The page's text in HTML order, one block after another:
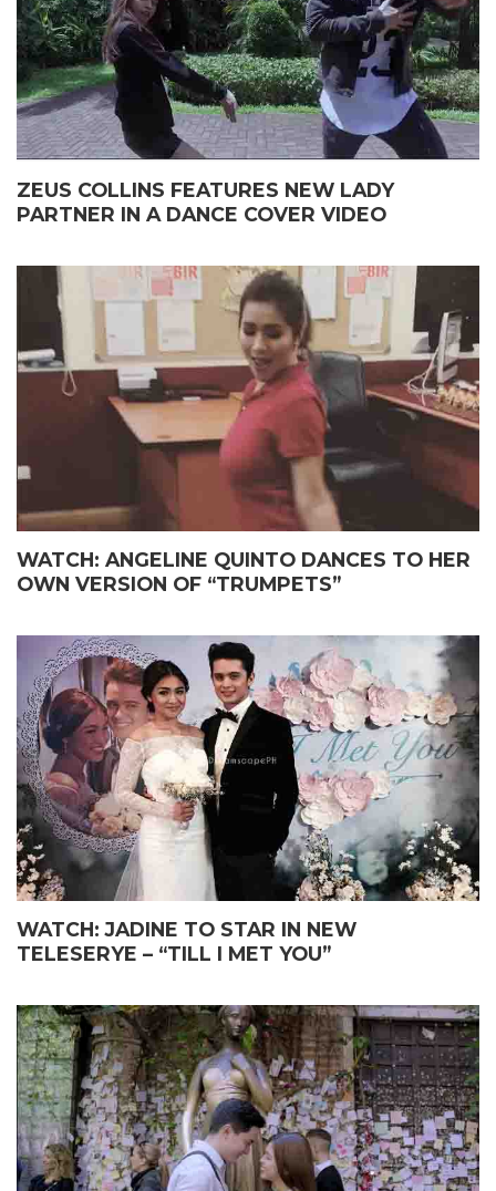
ZEUS COLLINS FEATURES NEW LADY
PARTNER IN A DANCE COVER VIDEO
WATCH: ANGELINE QUINTO DANCES TO HER
OWN VERSION OF “TRUMPETS”
WATCH: JADINE TO STAR IN NEW
TELESERYE – “TILL I MET YOU”